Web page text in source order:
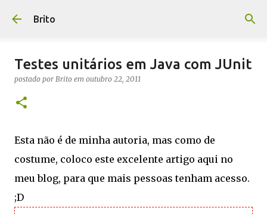
Brito
Testes unitários em Java com JUnit
postado por Brito em outubro 22, 2011
Esta não é de minha autoria, mas como de
costume, coloco este excelente artigo aqui no
meu blog, para que mais pessoas tenham acesso.
;D